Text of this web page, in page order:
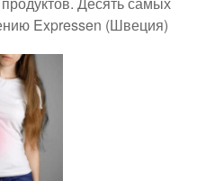
Expressen (Швеция)